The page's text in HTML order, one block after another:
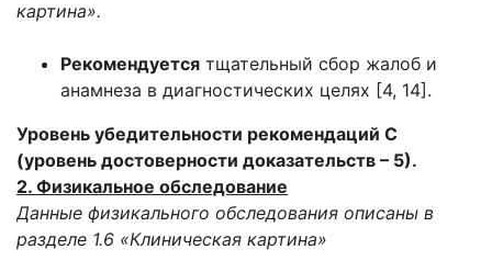
картина».
Рекомендуется тщательный сбор жалоб и
анамнеза в диагностических целях [4, 14].
Уровень убедительности рекомендаций С
(уровень достоверности доказательств – 5).
2. Физикальное обследование
Данные физикального обследования описаны в
разделе 1.6 «Клиническая картина»